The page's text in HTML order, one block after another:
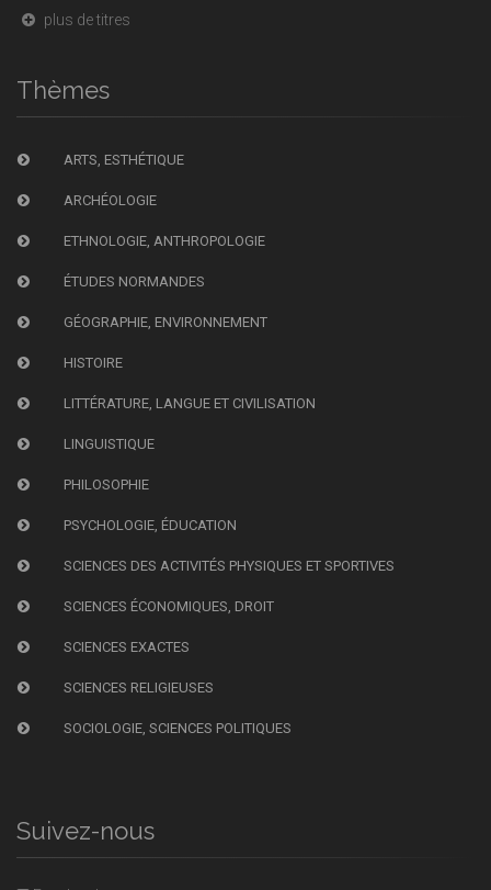
plus de titres
Thèmes
ARTS, ESTHÉTIQUE
ARCHÉOLOGIE
ETHNOLOGIE, ANTHROPOLOGIE
ÉTUDES NORMANDES
GÉOGRAPHIE, ENVIRONNEMENT
HISTOIRE
LITTÉRATURE, LANGUE ET CIVILISATION
LINGUISTIQUE
PHILOSOPHIE
PSYCHOLOGIE, ÉDUCATION
SCIENCES DES ACTIVITÉS PHYSIQUES ET SPORTIVES
SCIENCES ÉCONOMIQUES, DROIT
SCIENCES EXACTES
SCIENCES RELIGIEUSES
SOCIOLOGIE, SCIENCES POLITIQUES
Suivez-nous